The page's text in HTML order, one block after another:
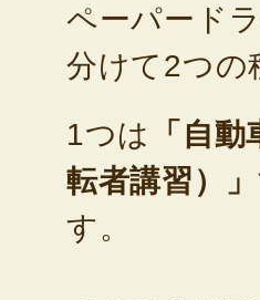
ペーパード
分けて2つの
1つは
「自
転者講習）」
す。